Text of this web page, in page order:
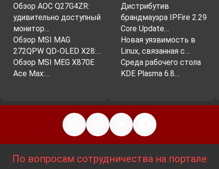
Обзор AOC Q27G4ZR:
удивительно доступный
монитор…
Обзор MSI MAG
272QPW QD-OLED X28:…
Обзор MSI MEG X870E
Ace Max:…
Дистрибутив
брандмауэра IPFire 2.29
Core Update…
Новая уязвимость в
Linux, связанная с…
Среда рабочего стола
KDE Plasma 6.8…
По вопросам сотрудничества на портале